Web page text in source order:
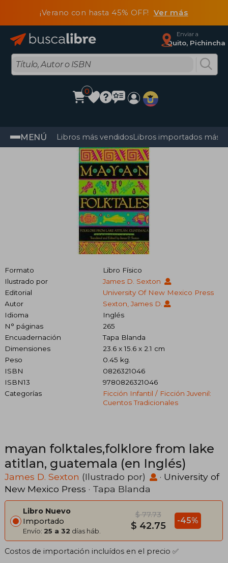
¡Verano con hasta 45% OFF! Ver más
Enviar a
Quito, Pichincha
0
MENÚ Libros más vendidosLibros importados más
Formato
Libro Físico
Ilustrado por
James D. Sexton
Editorial
University Of New Mexico Press
Autor
Sexton, James D.
Idioma
Inglés
N° páginas
265
Encuadernación
Tapa Blanda
Dimensiones
23.6 x 15.6 x 2.1 cm
Peso
0.45 kg.
ISBN
0826321046
ISBN13
9780826321046
Categorías
Ficción Infantil / Ficción Juvenil:
Cuentos Tradicionales
mayan folktales,folklore from lake
atitlan, guatemala (en Inglés)
James D. Sexton (Ilustrado por) · University of
New Mexico Press · Tapa Blanda
Libro Nuevo
Importado
Envío: 25 a 32 días háb.
$ 77.73
$ 42.75 -45%
Costos de importación incluídos en el precio ✅